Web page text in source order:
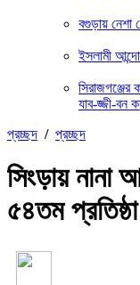
বগুড়ায় নেশা
ইসলামী
সিরাজগঞ্জের
যাব-জ্জী-বন
প্রচ্ছদ / প্রচ্ছদ
সিংড়ায় নানা
৫৪তম প্রতিষ্ঠা